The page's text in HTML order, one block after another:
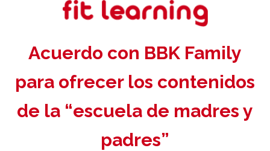
Acuerdo con BBK Family
para ofrecer los contenidos
de la “escuela de madres y
padres”